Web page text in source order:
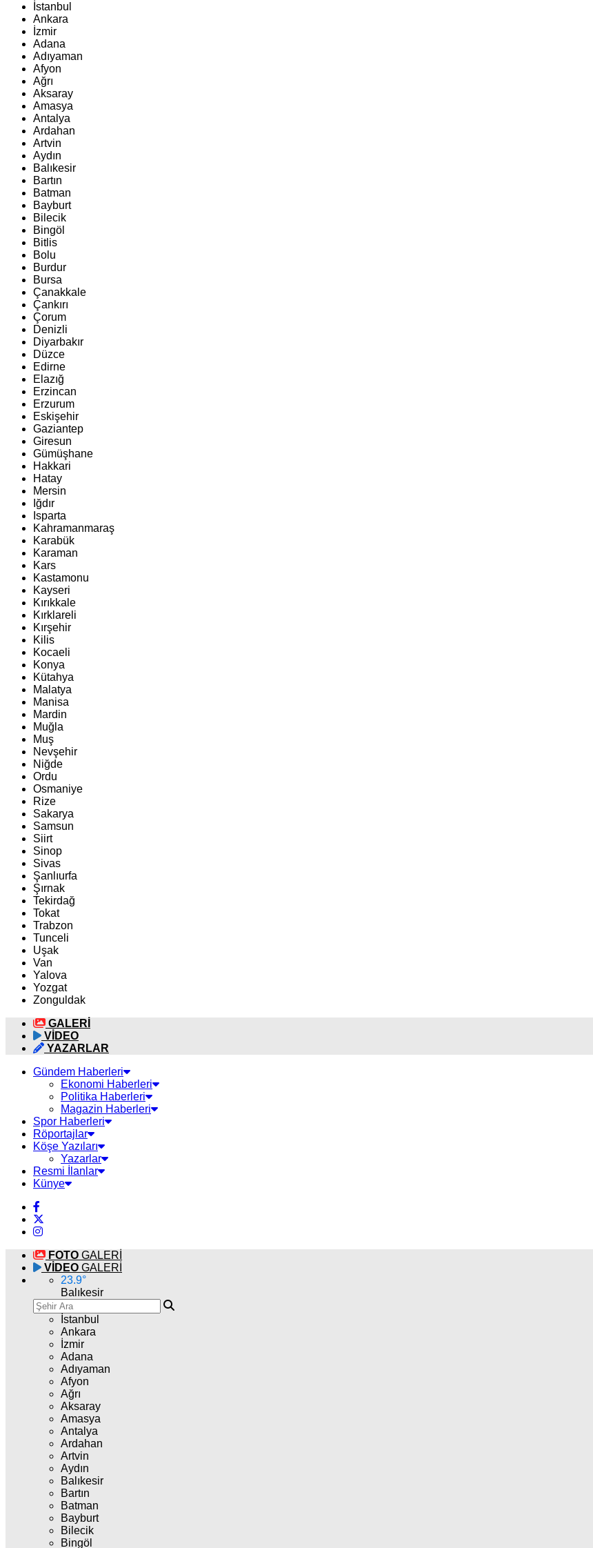
İstanbul
Ankara
İzmir
Adana
Adıyaman
Afyon
Ağrı
Aksaray
Amasya
Antalya
Ardahan
Artvin
Aydın
Balıkesir
Bartın
Batman
Bayburt
Bilecik
Bingöl
Bitlis
Bolu
Burdur
Bursa
Çanakkale
Çankırı
Çorum
Denizli
Diyarbakır
Düzce
Edirne
Elazığ
Erzincan
Erzurum
Eskişehir
Gaziantep
Giresun
Gümüşhane
Hakkari
Hatay
Mersin
Iğdır
Isparta
Kahramanmaraş
Karabük
Karaman
Kars
Kastamonu
Kayseri
Kırıkkale
Kırklareli
Kırşehir
Kilis
Kocaeli
Konya
Kütahya
Malatya
Manisa
Mardin
Muğla
Muş
Nevşehir
Niğde
Ordu
Osmaniye
Rize
Sakarya
Samsun
Siirt
Sinop
Sivas
Şanlıurfa
Şırnak
Tekirdağ
Tokat
Trabzon
Tunceli
Uşak
Van
Yalova
Yozgat
Zonguldak
GALERİ
VİDEO
YAZARLAR
Gündem Haberleri
Ekonomi Haberleri
Politika Haberleri
Magazin Haberleri
Spor Haberleri
Röportajlar
Köşe Yazıları
Yazarlar
Resmi İlanlar
Künye
FOTO GALERİ
VİDEO GALERİ
23.9°
Balıkesir
İstanbul
Ankara
İzmir
Adana
Adıyaman
Afyon
Ağrı
Aksaray
Amasya
Antalya
Ardahan
Artvin
Aydın
Balıkesir
Bartın
Batman
Bayburt
Bilecik
Bingöl